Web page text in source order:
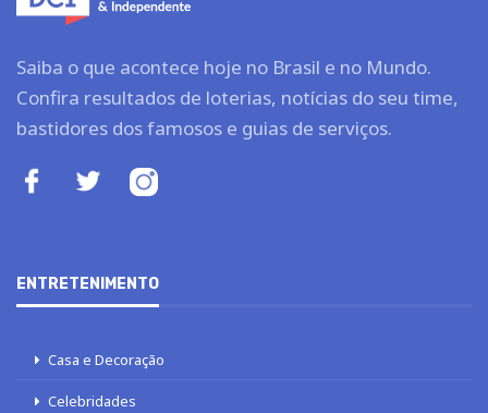
Saiba o que acontece hoje no Brasil e no Mundo.
Confira resultados de loterias, notícias do seu time,
bastidores dos famosos e guias de serviços.
ENTRETENIMENTO
Casa e Decoração
Celebridades